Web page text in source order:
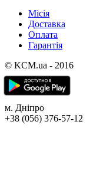
Місія
Доставка
Оплата
Гарантія
© KCM.ua - 2016
м. Дніпро
+38 (056) 376-57-12